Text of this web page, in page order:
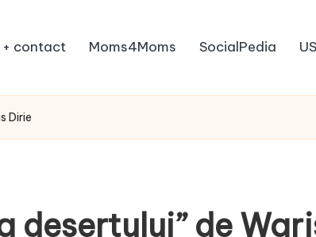
+ contact Moms4Moms SocialPedia
Dirie
desertului” de